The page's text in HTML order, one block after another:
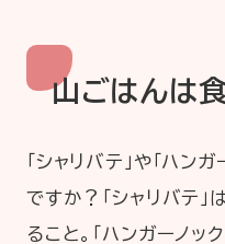
山ごはんは
「シャリバテ」や「ハン
ですか？「シャリバテ」
ること。「ハンガーノッ